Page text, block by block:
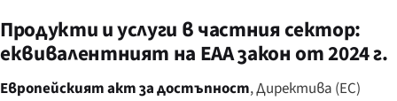
Продукти и услуги в частния сектор:
еквивалентният на EAA закон от 2024 г.
Европейският акт за достъпност, Директива (ЕС)